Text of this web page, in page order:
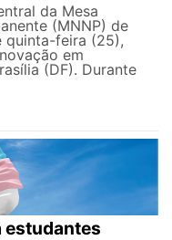
da Mesa
(MNNP) de
quinta-feira (25),
em
(DF). Durante
estudantes